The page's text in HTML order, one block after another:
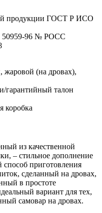
продукции ГОСТ Р ИСО
50959-96 № РОСС
(на дровах),
гарантийный талон
коробка
из качественной
– стильное дополнение
приготовления
сделанный на дровах,
в простоте
вариант для тех,
самовар на дровах.